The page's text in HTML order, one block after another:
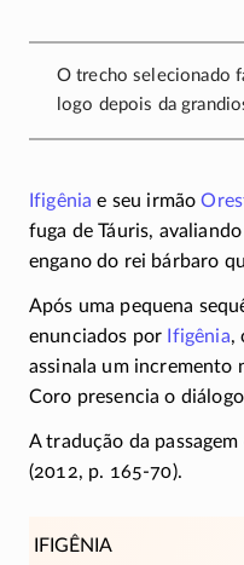
O trecho selecionado
logo depois da
Ifigênia e seu irmão
fuga de Táuris,
engano do rei bárbaro
Após uma pequena
enunciados por Ifigênia,
assinala um incremento
Coro presencia o
A tradução da
(2012, p. 165-70).
IFIGÊNIA